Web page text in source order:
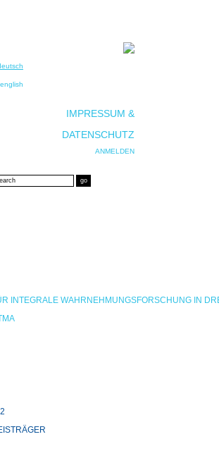
english
IMPRESSUM &
DATENSCHUTZ
ANMELDEN
INTEGRALE WAHRNEHMUNGSFORSCHUNG IN